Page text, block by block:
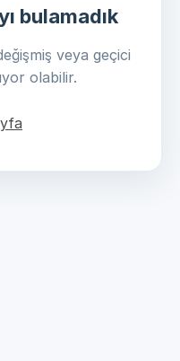
bulamadık
veya geçici
olabilir.